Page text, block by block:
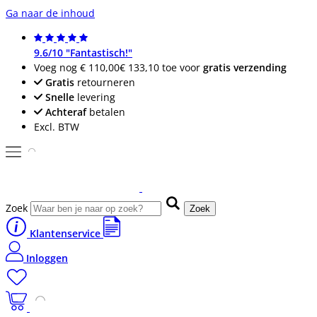
Ga naar de inhoud
9.6/10 "Fantastisch!"
Voeg nog € 110,00€ 133,10 toe voor gratis verzending
Gratis retourneren
Snelle levering
Achterafbetalen
Excl. BTW
Zoek Zoek
Klantenservice
Inloggen